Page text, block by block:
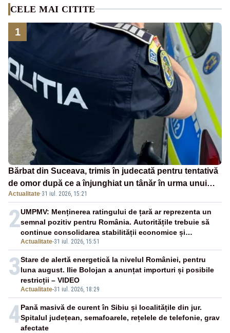
CELE MAI CITITE
1
Bărbat din Suceava, trimis în judecată pentru tentativă
de omor după ce a înjunghiat un tânăr în urma unui
conflict izbucnit
Actualitate·31 iul. 2026, 15:21
2
Actualitate-31 iul. 2026, 15:51
UMPMV: Menținerea ratingului de țară ar reprezenta un
semnal pozitiv pentru România. Autoritățile trebuie să
continue consolidarea stabilității economice și
financiare
3
Actualitate-31 iul. 2026, 18:29
Stare de alertă energetică la nivelul României, pentru
luna august. Ilie Bolojan a anunțat importuri și posibile
restricții – VIDEO
4Pană masivă de curent în Sibiu și localitățile din jur.
Spitalul județean, semafoarele, rețelele de telefonie, grav
afectate